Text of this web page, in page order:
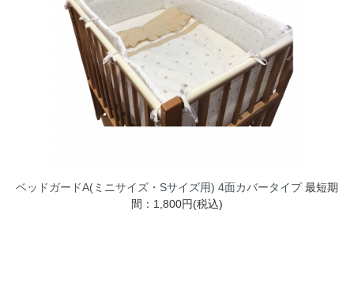
ベッドガードA(ミニサイズ・Sサイズ用) 4面カバータイプ 最短期
間：1,800円(税込)